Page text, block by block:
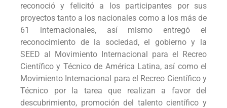
reconoció y felicitó a los participantes por sus
proyectos tanto a los nacionales como a los más de
61 internacionales, así mismo entregó el
reconocimiento de la sociedad, el gobierno y la
SEED al Movimiento Internacional para el Recreo
Científico y Técnico de América Latina, así como el
Movimiento Internacional para el Recreo Científico y
Técnico por la tarea que realizan a favor del
descubrimiento, promoción del talento científico y